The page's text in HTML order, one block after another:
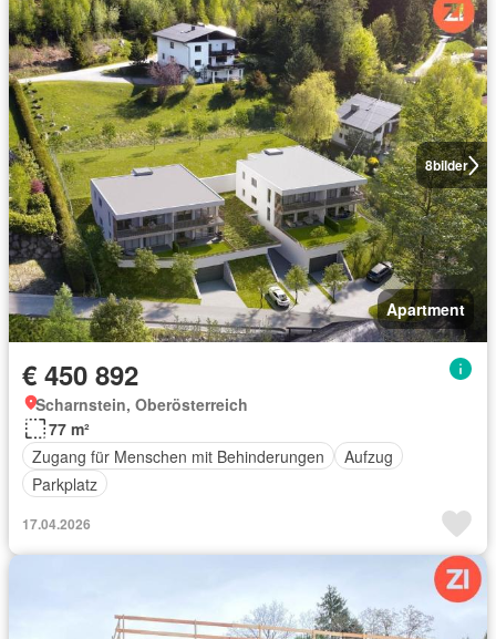
8bilder
Apartment
€ 450 892
Scharnstein, Oberösterreich
77 m²
Zugang für Menschen mit Behinderungen
Aufzug
Parkplatz
17.04.2026